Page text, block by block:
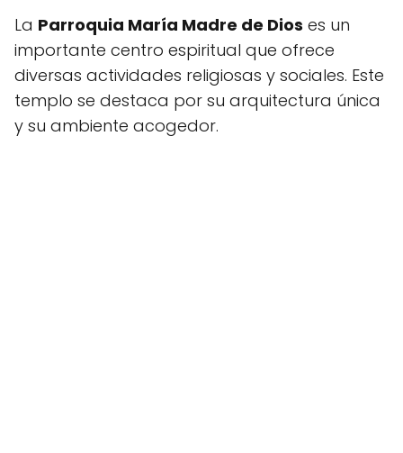
La Parroquia María Madre de Dios es un
importante centro espiritual que ofrece
diversas actividades religiosas y sociales. Este
templo se destaca por su arquitectura única
y su ambiente acogedor.